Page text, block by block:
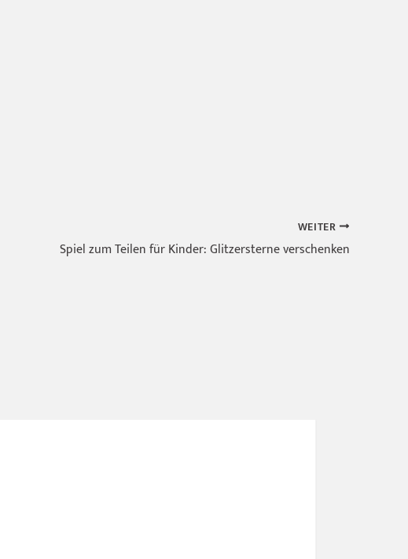
WEITER
Spiel zum Teilen für Kinder: Glitzersterne verschenken